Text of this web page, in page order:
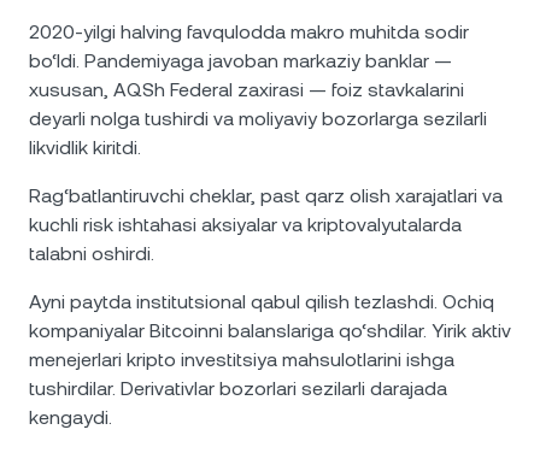
2020-yilgi halving favqulodda makro muhitda sodir
bo‘ldi. Pandemiyaga javoban markaziy banklar —
xususan, AQSh Federal zaxirasi — foiz stavkalarini
deyarli nolga tushirdi va moliyaviy bozorlarga sezilarli
likvidlik kiritdi.
Rag‘batlantiruvchi cheklar, past qarz olish xarajatlari va
kuchli risk ishtahasi aksiyalar va kriptovalyutalarda
talabni oshirdi.
Ayni paytda institutsional qabul qilish tezlashdi. Ochiq
kompaniyalar Bitcoinni balanslariga qo‘shdilar. Yirik aktiv
menejerlari kripto investitsiya mahsulotlarini ishga
tushirdilar. Derivativlar bozorlari sezilarli darajada
kengaydi.